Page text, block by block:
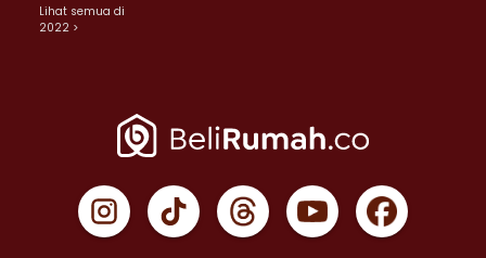
Lihat semua di
2022 >